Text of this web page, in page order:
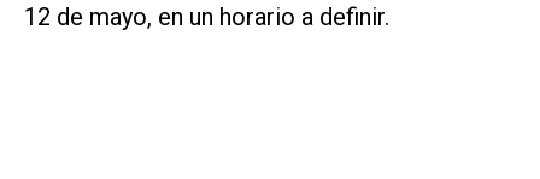
12 de mayo, en un horario a definir.